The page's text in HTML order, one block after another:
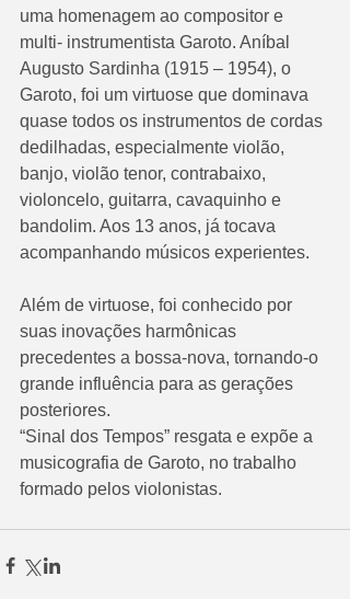
uma homenagem ao compositor e
multi- instrumentista Garoto. Aníbal
Augusto Sardinha (1915 – 1954), o
Garoto, foi um virtuose que dominava
quase todos os instrumentos de cordas
dedilhadas, especialmente violão,
banjo, violão tenor, contrabaixo,
violoncelo, guitarra, cavaquinho e
bandolim. Aos 13 anos, já tocava
acompanhando músicos experientes.
Além de virtuose, foi conhecido por
suas inovações harmônicas
precedentes a bossa-nova, tornando-o
grande influência para as gerações
posteriores.
“Sinal dos Tempos” resgata e expõe a
musicografia de Garoto, no trabalho
formado pelos violonistas.